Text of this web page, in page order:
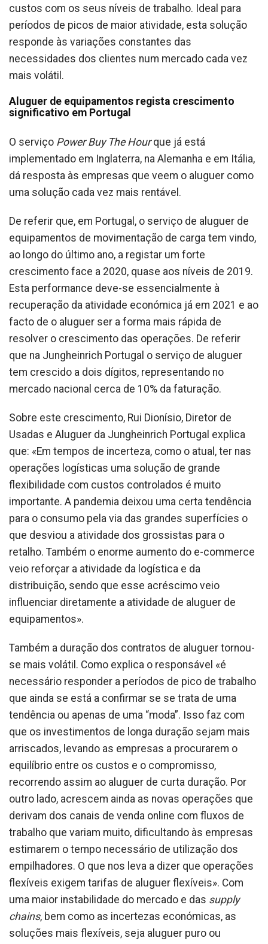
custos com os seus níveis de trabalho. Ideal para
períodos de picos de maior atividade, esta solução
responde às variações constantes das
necessidades dos clientes num mercado cada vez
mais volátil.
Aluguer de equipamentos regista crescimento
significativo em Portugal
O serviço Power Buy The Hourque já está
implementado em Inglaterra, na Alemanha e em Itália,
dá resposta às empresas que veem o aluguer como
uma solução cada vez mais rentável.
De referir que, em Portugal, o serviço de aluguer de
equipamentos de movimentação de carga tem vindo,
ao longo do último ano, a registar um forte
crescimento face a 2020, quase aos níveis de 2019.
Esta performance deve-se essencialmente à
recuperação da atividade económica já em 2021 e ao
facto de o aluguer ser a forma mais rápida de
resolver o crescimento das operações. De referir
que na Jungheinrich Portugal o serviço de aluguer
tem crescido a dois dígitos, representando no
mercado nacional cerca de 10% da faturação.
Sobre este crescimento, Rui Dionísio, Diretor de
Usadas e Aluguer da Jungheinrich Portugal explica
que: «Em tempos de incerteza, como o atual, ter nas
operações logísticas uma solução de grande
flexibilidade com custos controlados é muito
importante. A pandemia deixou uma certa tendência
para o consumo pela via das grandes superfícies o
que desviou a atividade dos grossistas para o
retalho. Também o enorme aumento do e-commerce
veio reforçar a atividade da logística e da
distribuição, sendo que esse acréscimo veio
influenciar diretamente a atividade de aluguer de
equipamentos».
Também a duração dos contratos de aluguer tornou-
se mais volátil. Como explica o responsável «é
necessário responder a períodos de pico de trabalho
que ainda se está a confirmar se se trata de uma
tendência ou apenas de uma “moda”. Isso faz com
que os investimentos de longa duração sejam mais
arriscados, levando as empresas a procurarem o
equilíbrio entre os custos e o compromisso,
recorrendo assim ao aluguer de curta duração. Por
outro lado, acrescem ainda as novas operações que
derivam dos canais de venda online com fluxos de
trabalho que variam muito, dificultando às empresas
estimarem o tempo necessário de utilização dos
empilhadores. O que nos leva a dizer que operações
flexíveis exigem tarifas de aluguer flexíveis». Com
uma maior instabilidade do mercado e das supply
chains, bem como as incertezas económicas, as
soluções mais flexíveis, seja aluguer puro ou